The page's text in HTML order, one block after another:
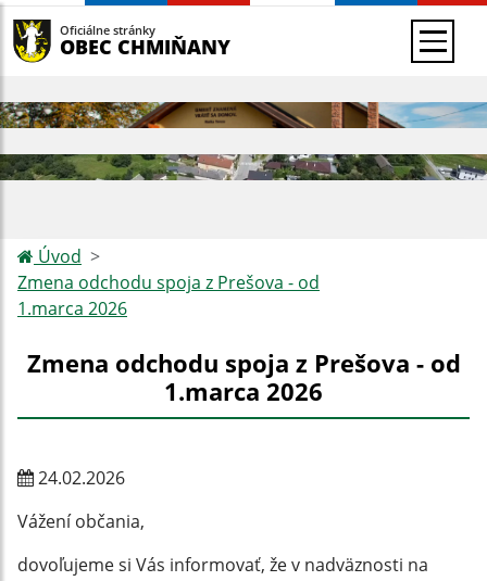
Oficiálne stránky
OBEC CHMIŇANY
Úvod
Zmena odchodu spoja z Prešova - od
1.marca 2026
Zmena odchodu spoja z Prešova - od
1.marca 2026
24.02.2026
Vážení občania,
dovoľujeme si Vás informovať, že v nadväznosti na